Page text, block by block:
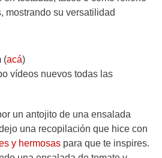
mostrando su versatilidad
(acá)
vídeos nuevos todas las
un antojito de una ensalada
una recopilación que hice con
y hermosas para que te inspires.